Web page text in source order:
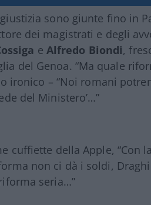
sono giunte fino in
dei magistrati e degli
e Alfredo Biondi,
del Genoa. “Ma quale
ironico – “Noi romani
del Ministero’…”
cuffiette della Apple, “Con
non ci dà i soldi,
seria…”